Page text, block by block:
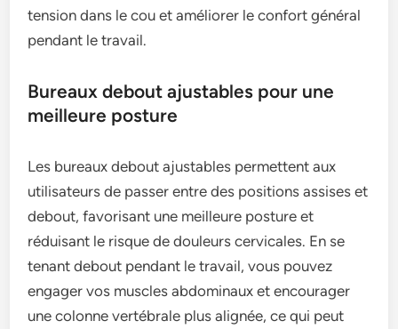
tension dans le cou et améliorer le confort général
pendant le travail.
Bureaux debout ajustables pour une
meilleure posture
Les bureaux debout ajustables permettent aux
utilisateurs de passer entre des positions assises et
debout, favorisant une meilleure posture et
réduisant le risque de douleurs cervicales. En se
tenant debout pendant le travail, vous pouvez
engager vos muscles abdominaux et encourager
une colonne vertébrale plus alignée, ce qui peut